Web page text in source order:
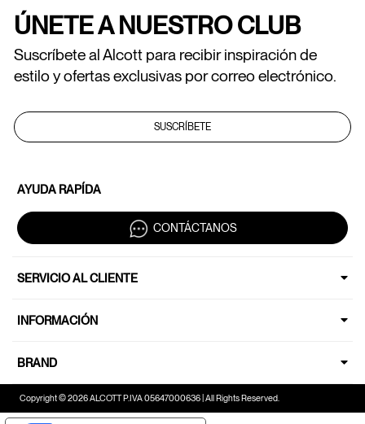
ÚNETE A NUESTRO CLUB
Suscríbete al Alcott para recibir inspiración de
estilo y ofertas exclusivas por correo electrónico.
SUSCRÍBETE
AYUDA RAPÍDA
CONTÁCTANOS
SERVICIO AL CLIENTE
INFORMACIÓN
BRAND
Copyright © 2026 ALCOTT P.IVA 05647000636 | All Rights Reserved.